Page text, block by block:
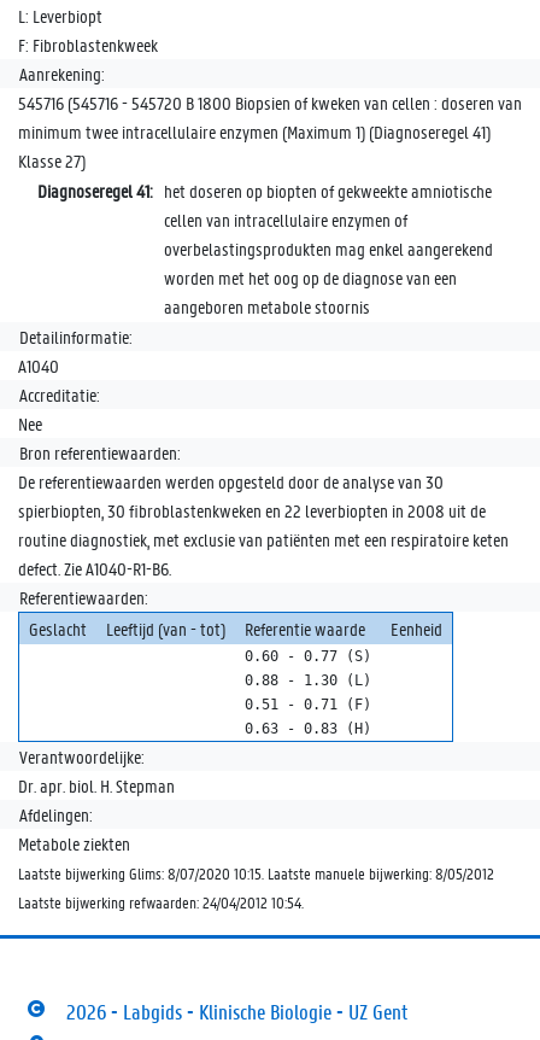
L: Leverbiopt
F: Fibroblastenkweek
Aanrekening:
545716 (545716 - 545720 B 1800 Biopsien of kweken van cellen : doseren van
minimum twee intracellulaire enzymen (Maximum 1) (Diagnoseregel 41)
Klasse 27)
Diagnoseregel 41: het doseren op biopten of gekweekte amniotische
cellen van intracellulaire enzymen of
overbelastingsprodukten mag enkel aangerekend
worden met het oog op de diagnose van een
aangeboren metabole stoornis
Detailinformatie:
A1040
Accreditatie:
Nee
Bron referentiewaarden:
De referentiewaarden werden opgesteld door de analyse van 30
spierbiopten, 30 fibroblastenkweken en 22 leverbiopten in 2008 uit de
routine diagnostiek, met exclusie van patiënten met een respiratoire keten
defect. Zie A1040-R1-B6.
Referentiewaarden:
Geslacht
Leeftijd (van - tot) Referentie waarde Eenheid
0.60 - 0.77 (S)
0.88 - 1.30 (L)
0.51 - 0.71 (F)
0.63 - 0.83 (H)
Verantwoordelijke:
Dr. apr. biol. H. Stepman
Afdelingen:
Metabole ziekten
Laatste bijwerking Glims: 8/07/2020 10:15. Laatste manuele bijwerking: 8/05/2012
Laatste bijwerking refwaarden: 24/04/2012 10:54.
2026 - Labgids - Klinische Biologie - UZ Gent